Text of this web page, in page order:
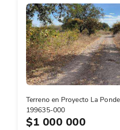
Terreno en Proyecto La
199635-000
$1 000 000